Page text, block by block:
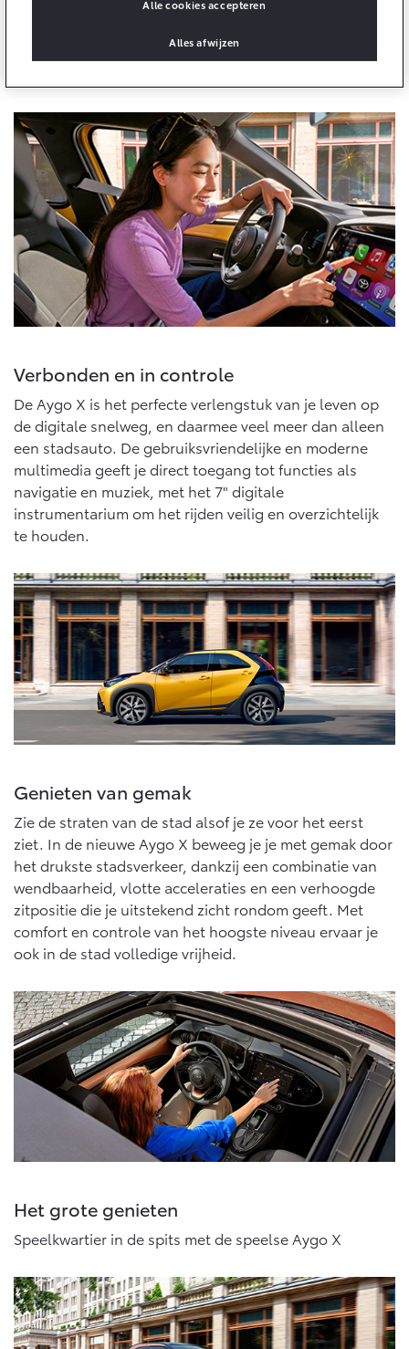
Vanaf € 76.695,-
ELEKTRISCH
Vanaf € 27.945,-
Proace (excl. BTW)
OOK ALS BATTERIJ-
ELEKTRISCH
Vanaf € 37.500,-
Proace Verso
BATTERIJ-ELEKTRISCH
Vanaf € 55.950,-
Proace Max (excl. BTW)
OOK ALS BATTERIJ-
ELEKTRISCH
Vanaf € 46.301,-
Hilux (excl. BTW)
OOK ALS BATTERIJ-
ELEKTRISCH
Land Cruiser (excl. BTW)
Waar comfort en technologie samenkomen in een
Verbonden en in controle
De Aygo X is het perfecte verlengstuk van je leven op
de digitale snelweg, en daarmee veel meer dan alleen
een stadsauto. De gebruiksvriendelijke en moderne
multimedia geeft je direct toegang tot functies als
navigatie en muziek, met het 7" digitale
instrumentarium om het rijden veilig en overzichtelijk
te houden.
Genieten van gemak
Zie de straten van de stad alsof je ze voor het eerst
ziet. In de nieuwe Aygo X beweeg je je met gemak door
het drukste stadsverkeer, dankzij een combinatie van
wendbaarheid, vlotte acceleraties en een verhoogde
zitpositie die je uitstekend zicht rondom geeft. Met
comfort en controle van het hoogste niveau ervaar je
ook in de stad volledige vrijheid.
Het grote genieten
Speelkwartier in de spits met de speelse Aygo X
Alles afwijzen
Alle cookies accepteren